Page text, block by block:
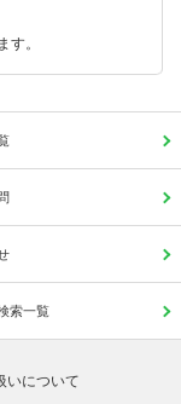
す。
索一覧
いについて